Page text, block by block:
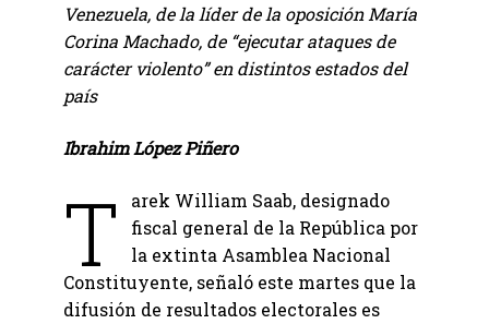
Venezuela, de la líder de la oposición María
Corina Machado, de “ejecutar ataques de
carácter violento” en distintos estados del
país
Ibrahim López Piñero
T
arek William Saab, designado
fiscal general de la República por
la extinta Asamblea Nacional
Constituyente, señaló este martes que la
difusión de resultados electorales es